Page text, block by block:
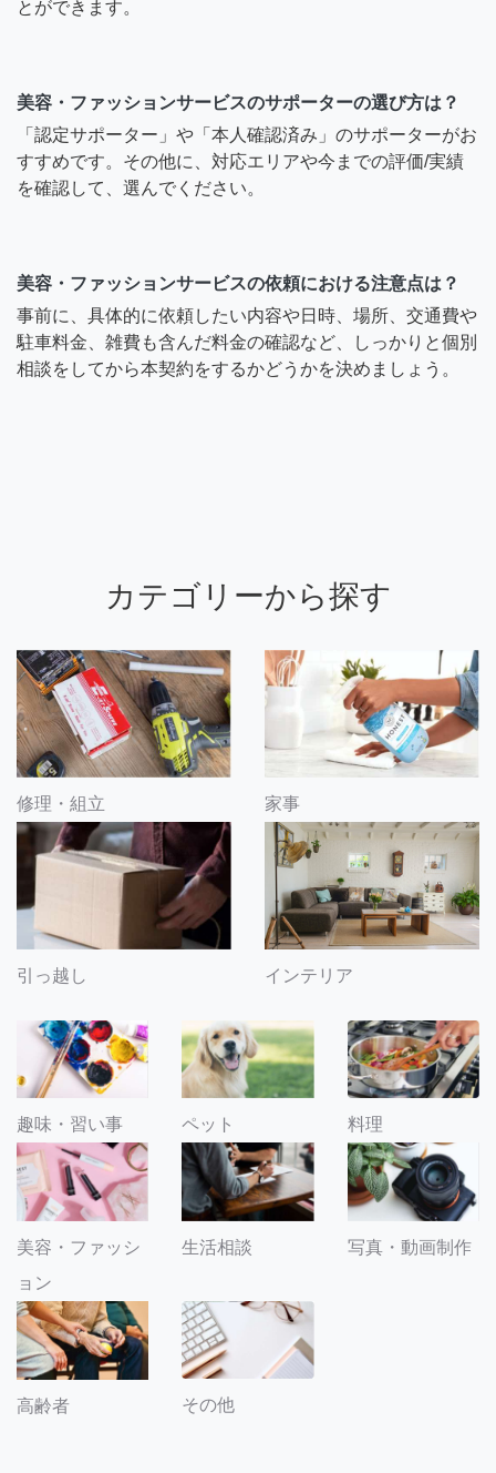
とができます。
美容・ファッションサービスのサポーターの選び方は？
「認定サポーター」や「本人確認済み」のサポーターがお
すすめです。その他に、対応エリアや今までの評価/実績
を確認して、選んでください。
美容・ファッションサービスの依頼における注意点は？
事前に、具体的に依頼したい内容や日時、場所、交通費や
駐車料金、雑費も含んだ料金の確認など、しっかりと個別
相談をしてから本契約をするかどうかを決めましょう。
カテゴリーから探す
修理・組立 家事
引っ越し インテリア
趣味・習い事 ペット 料理
美容・ファッシ
ョン
生活相談 写真・動画制作
高齢者 その他